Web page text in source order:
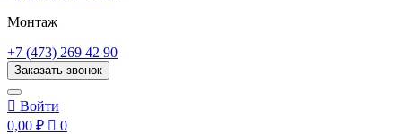
Монтаж
+7 (473) 269 42 90
Заказать звонок
 Войти
0,00 ₽  0